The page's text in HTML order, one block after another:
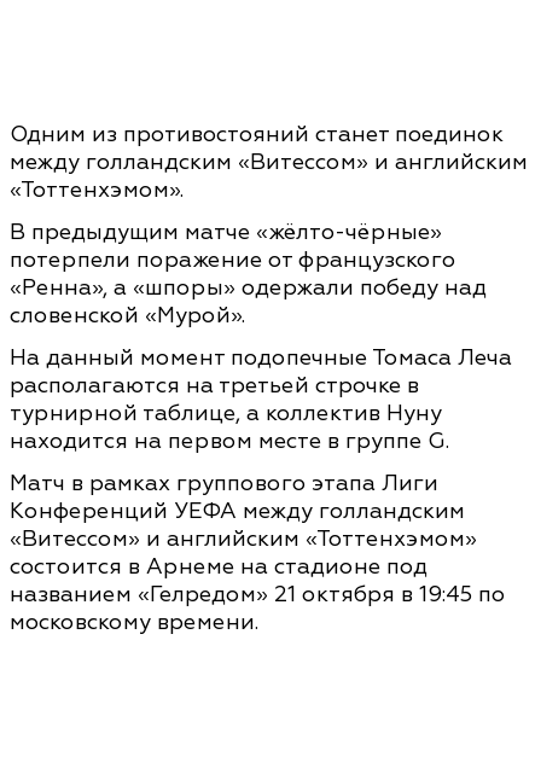
Одним из противостояний станет поединок
между голландским «Витессом» и английским
«Тоттенхэмом».
В предыдущим матче «жёлто-чёрные»
потерпели поражение от французского
«Ренна», а «шпоры» одержали победу над
словенской «Мурой».
На данный момент подопечные Томаса Леча
располагаются на третьей строчке в
турнирной таблице, а коллектив Нуну
находится на первом месте в группе G.
Матч в рамках группового этапа Лиги
Конференций УЕФА между голландским
«Витессом» и английским «Тоттенхэмом»
состоится в Арнеме на стадионе под
названием «Гелредом» 21 октября в 19:45 по
московскому времени.